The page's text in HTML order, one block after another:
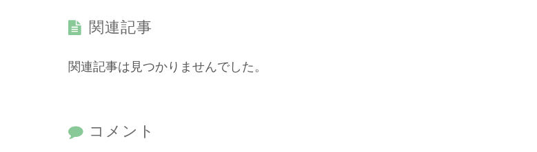
関連記事
関連記事は見つかりませんでした。
コメント